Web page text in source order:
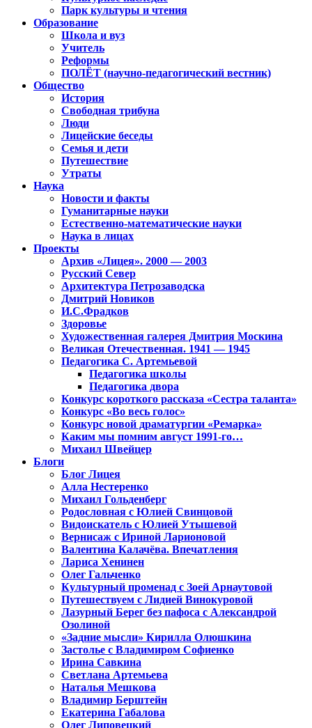
Парк культуры и чтения
Образование
Школа и вуз
Учитель
Реформы
ПОЛЁТ (научно-педагогический вестник)
Общество
История
Свободная трибуна
Люди
Лицейские беседы
Семья и дети
Путешествие
Утраты
Наука
Новости и факты
Гуманитарные науки
Естественно-математические науки
Наука в лицах
Проекты
Архив «Лицея». 2000 — 2003
Русский Север
Архитектура Петрозаводска
Дмитрий Новиков
И.С.Фрадков
Здоровье
Художественная галерея Дмитрия Москина
Великая Отечественная. 1941 — 1945
Педагогика С. Артемьевой
Педагогика школы
Педагогика двора
Конкурс короткого рассказа «Сестра таланта»
Конкурс «Во весь голос»
Конкурс новой драматургии «Ремарка»
Каким мы помним август 1991-го…
Михаил Швейцер
Блоги
Блог Лицея
Алла Нестеренко
Михаил Гольденберг
Родословная с Юлией Свинцовой
Видоискатель с Юлией Утышевой
Вернисаж с Ириной Ларионовой
Валентина Калачёва. Впечатления
Лариса Хенинен
Олег Гальченко
Культурный променад с Зоей Арнаутовой
Путешествуем с Лидией Винокуровой
Лазурный Берег без пафоса с Александрой
Озолиной
«Задние мысли» Кирилла Олюшкина
Застолье с Владимиром Софиенко
Ирина Савкина
Светлана Артемьева
Наталья Мешкова
Владимир Берштейн
Екатерина Габалова
Олег Липовецкий